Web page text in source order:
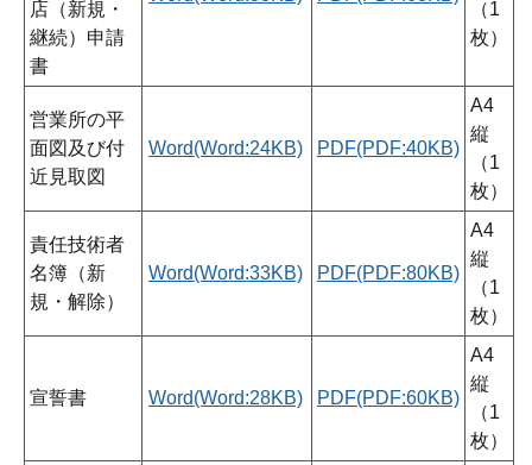
店（新規・
継続）申請
書
（1
枚）
営業所の平
面図及び付
近見取図
Word(Word:24KB) PDF(PDF:40KB)
A4
縦
（1
枚）
責任技術者
名簿（新
規・解除）
Word(Word:33KB) PDF(PDF:80KB)
A4
縦
（1
枚）
宣誓書 Word(Word:28KB) PDF(PDF:60KB)
A4
縦
（1
枚）